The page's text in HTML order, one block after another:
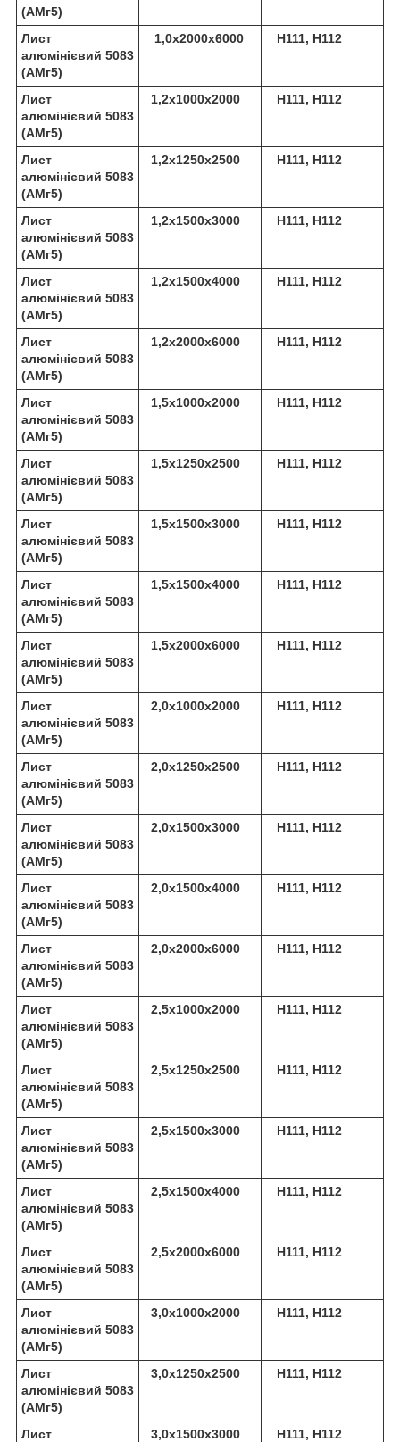
(АМг5)
Лист
алюмінієвий 5083
(АМг5)
1,0х2000х6000 Н111, Н112
Лист
алюмінієвий 5083
(АМг5)
1,2х1000х2000 Н111, Н112
Лист
алюмінієвий 5083
(АМг5)
1,2х1250х2500 Н111, Н112
Лист
алюмінієвий 5083
(АМг5)
1,2х1500х3000 Н111, Н112
Лист
алюмінієвий 5083
(АМг5)
1,2х1500х4000 Н111, Н112
Лист
алюмінієвий 5083
(АМг5)
1,2х2000х6000 Н111, Н112
Лист
алюмінієвий 5083
(АМг5)
1,5х1000х2000 Н111, Н112
Лист
алюмінієвий 5083
(АМг5)
1,5х1250х2500 Н111, Н112
Лист
алюмінієвий 5083
(АМг5)
1,5х1500х3000 Н111, Н112
Лист
алюмінієвий 5083
(АМг5)
1,5х1500х4000 Н111, Н112
Лист
алюмінієвий 5083
(АМг5)
1,5х2000х6000 Н111, Н112
Лист
алюмінієвий 5083
(АМг5)
2,0х1000х2000 Н111, Н112
Лист
алюмінієвий 5083
(АМг5)
2,0х1250х2500 Н111, Н112
Лист
алюмінієвий 5083
(АМг5)
2,0х1500х3000 Н111, Н112
Лист
алюмінієвий 5083
(АМг5)
2,0х1500х4000 Н111, Н112
Лист
алюмінієвий 5083
(АМг5)
2,0х2000х6000 Н111, Н112
Лист
алюмінієвий 5083
(АМг5)
2,5х1000х2000 Н111, Н112
Лист
алюмінієвий 5083
(АМг5)
2,5х1250х2500 Н111, Н112
Лист
алюмінієвий 5083
(АМг5)
2,5х1500х3000 Н111, Н112
Лист
алюмінієвий 5083
(АМг5)
2,5х1500х4000 Н111, Н112
Лист
алюмінієвий 5083
(АМг5)
2,5х2000х6000 Н111, Н112
Лист
алюмінієвий 5083
(АМг5)
3,0х1000х2000 Н111, Н112
Лист
алюмінієвий 5083
(АМг5)
3,0х1250х2500 Н111, Н112
Лист
3,0х1500х3000 Н111, Н112